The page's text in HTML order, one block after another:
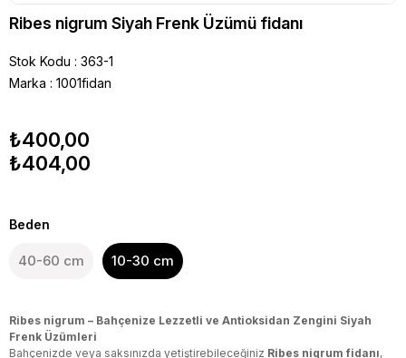
Ribes nigrum Siyah Frenk Üzümü fidanı
Stok Kodu
363-1
Marka : 1001fidan
₺400,00
₺404,00
Beden
40-60 cm 10-30 cm
Ribes nigrum – Bahçenize Lezzetli ve Antioksidan Zengini Siyah
Frenk Üzümleri
Bahçenizde veya saksınızda yetiştirebileceğiniz Ribes nigrum fidanı,